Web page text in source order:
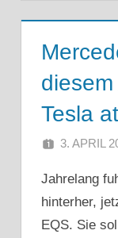
Tesla
3. APRIL
Jahrelang
hinterher,
EQS. Sie